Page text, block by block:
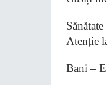
Atenție
Bani –